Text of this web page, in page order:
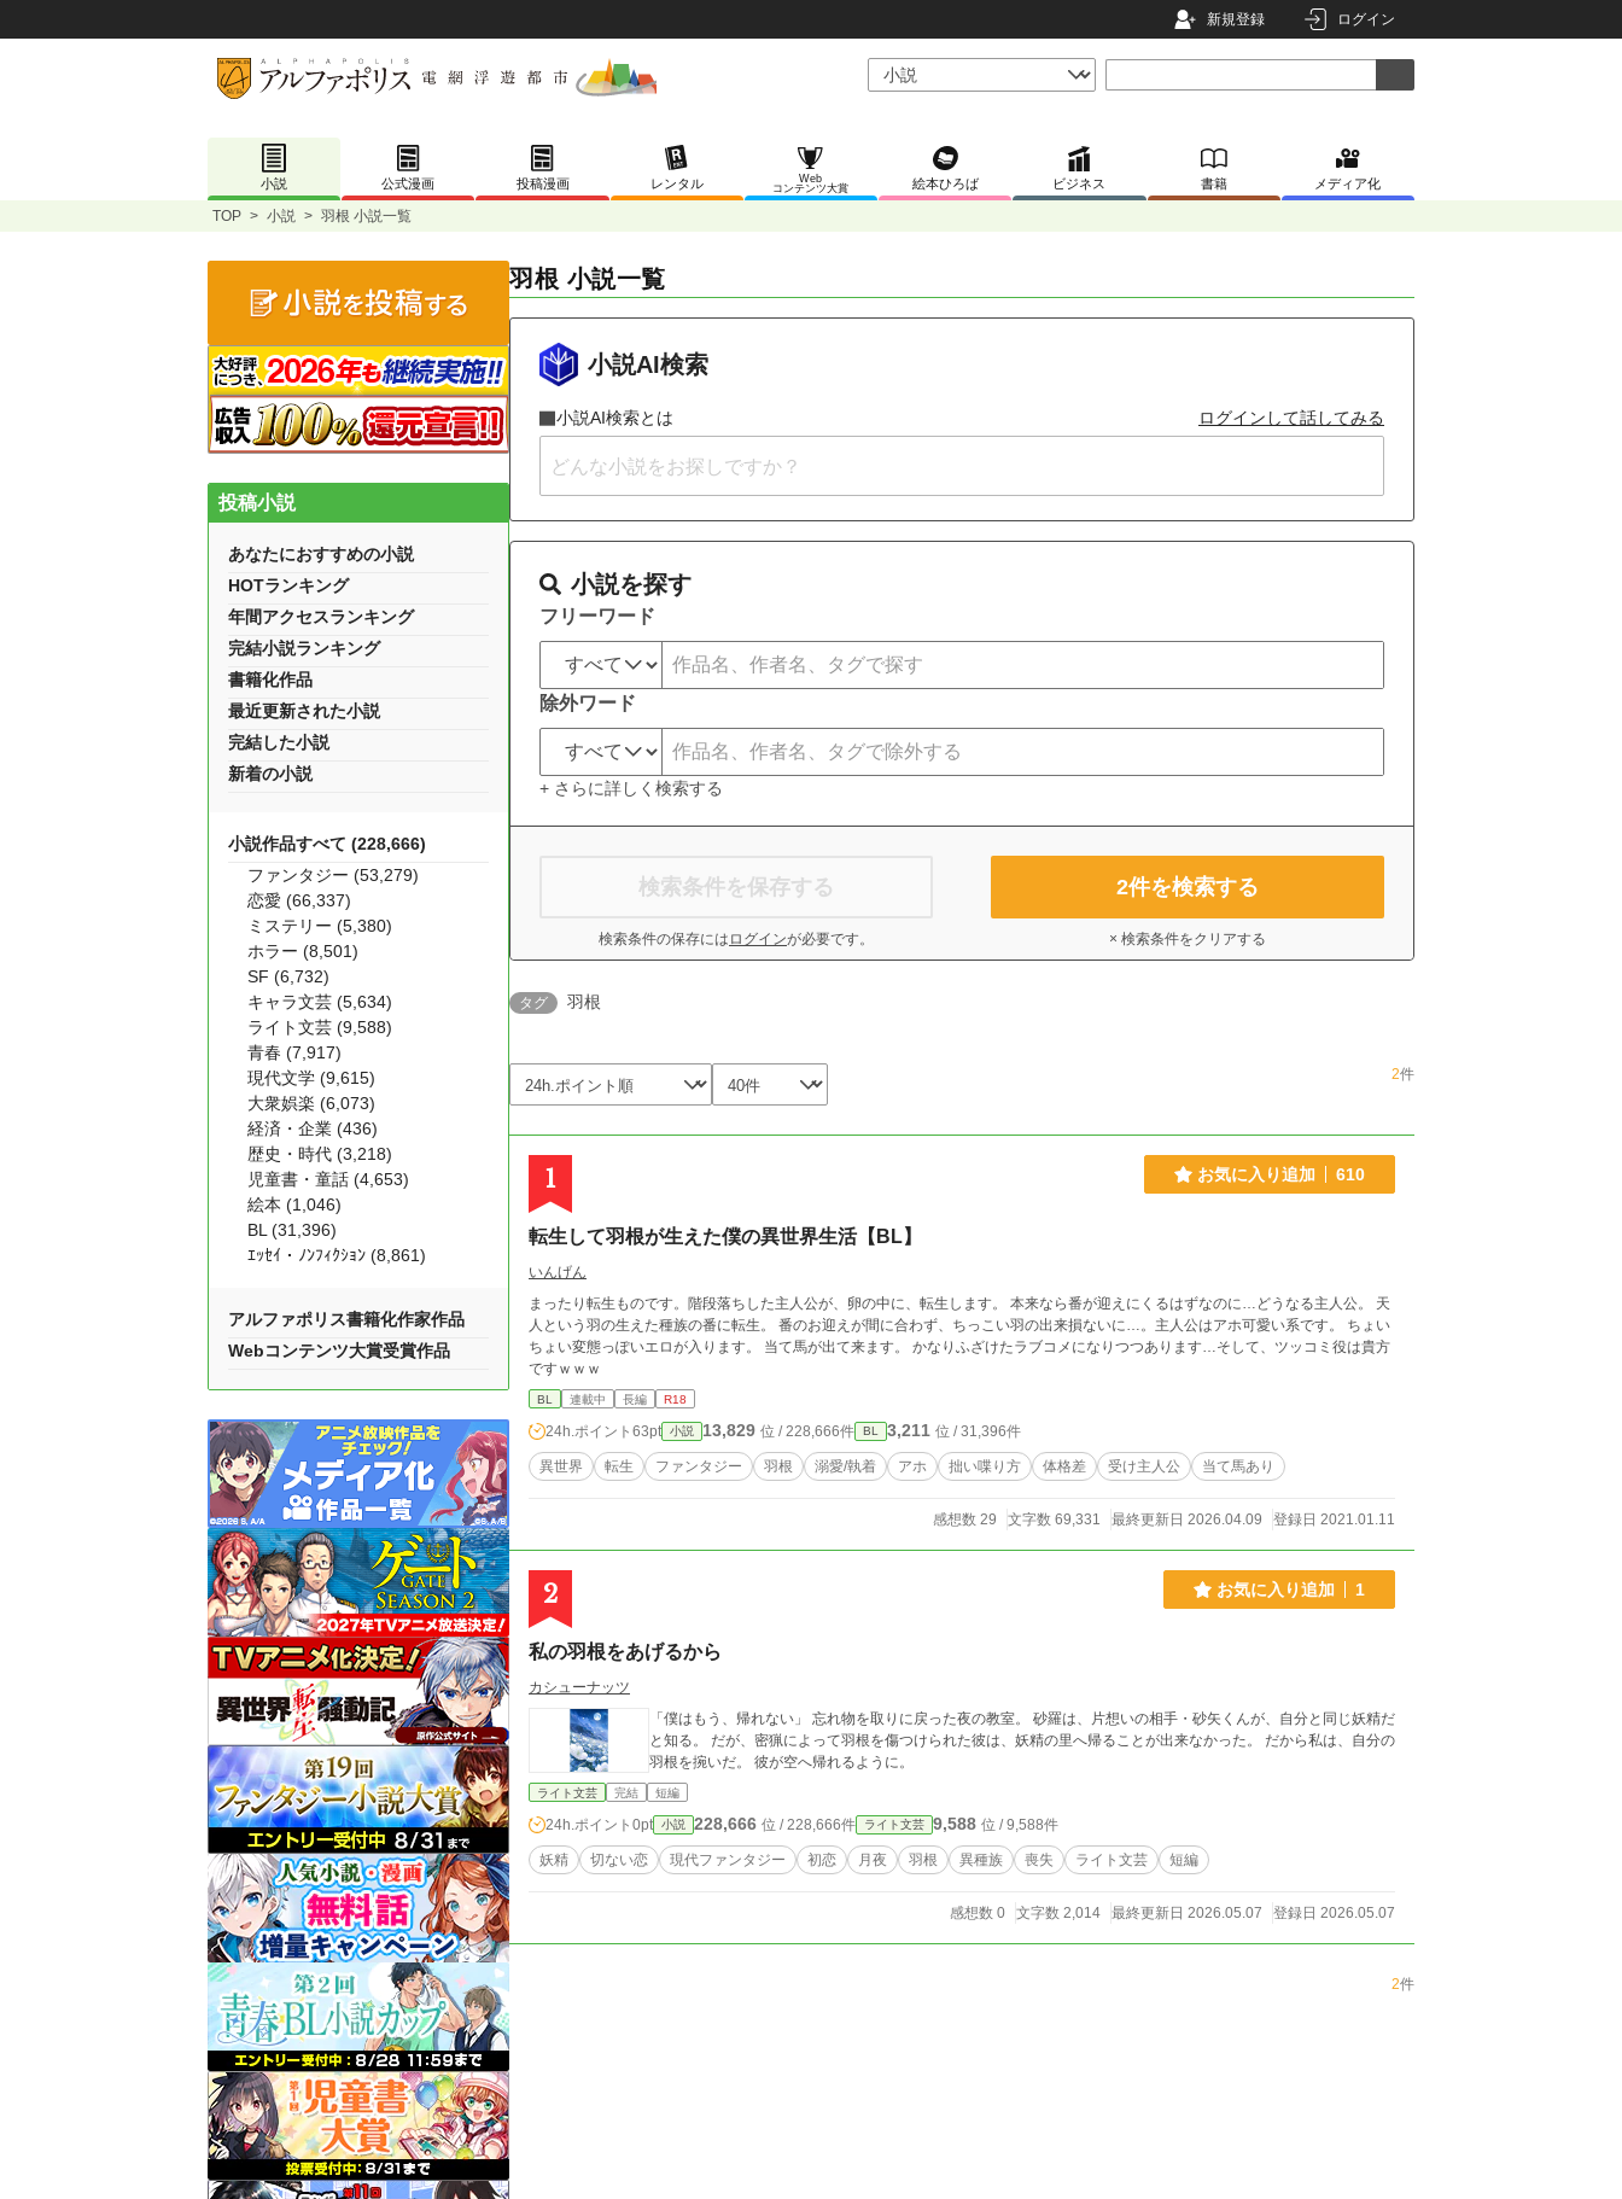
新規登録 ログイン
小説 公式漫画 投稿漫画 レンタル
Web
コンテンツ大賞
絵本ひろば ビジネス 書籍 メディア化
TOP > 小説 > 羽根 小説一覧
羽根 小説一覧
小説AI検索
小説AI検索とは ログインして話してみる
小説を探す
フリーワード
除外ワード
+ さらに詳しく検索する
検索条件を保存する
検索条件の保存には ログインが必要です。
2件を検索する
× 検索条件をクリアする
タグ 羽根
2件
1 お気に入り追加 610
転生して羽根が生えた僕の異世界生活【BL】
いんげん
まったり転生ものです。階段落ちした主人公が、卵の中に、転生します。 本来なら番が迎えにくるはずなのに…どうなる主人公。 天
人という羽の生えた種族の番に転生。 番のお迎えが間に合わず、ちっこい羽の出来損ないに…。主人公はアホ可愛い系です。 ちょい
ちょい変態っぽいエロが入ります。 当て馬が出て来ます。 かなりふざけたラブコメになりつつあります…そして、ツッコミ役は貴方
ですｗｗｗ
BL 連載中 長編 R18
24h.ポイント 63pt 小説 13,829 位 / 228,666件 BL 3,211 位 / 31,396件
異世界 転生 ファンタジー 羽根 溺愛/執着 アホ 拙い喋り方 体格差 受け主人公 当て馬あり
感想数 29 文字数 69,331 最終更新日 2026.04.09 登録日 2021.01.11
2 お気に入り追加 1
私の羽根をあげるから
カシューナッツ
「僕はもう、帰れない」 忘れ物を取りに戻った夜の教室。 砂羅は、片想いの相手・砂矢くんが、自分と同じ妖精だ
と知る。 だが、密猟によって羽根を傷つけられた彼は、妖精の里へ帰ることが出来なかった。 だから私は、自分の
羽根を捥いだ。 彼が空へ帰れるように。
ライト文芸 完結 短編
24h.ポイント 0pt 小説 228,666 位 / 228,666件 ライト文芸 9,588 位 / 9,588件
妖精 切ない恋 現代ファンタジー 初恋 月夜 羽根 異種族 喪失 ライト文芸 短編
感想数 0 文字数 2,014 最終更新日 2026.05.07 登録日 2026.05.07
2件
投稿小説
あなたにおすすめの小説
HOTランキング
年間アクセスランキング
完結小説ランキング
書籍化作品
最近更新された小説
完結した小説
新着の小説
小説作品すべて (228,666)
ファンタジー (53,279)
恋愛 (66,337)
ミステリー (5,380)
ホラー (8,501)
SF (6,732)
キャラ文芸 (5,634)
ライト文芸 (9,588)
青春 (7,917)
現代文学 (9,615)
大衆娯楽 (6,073)
経済・企業 (436)
歴史・時代 (3,218)
児童書・童話 (4,653)
絵本 (1,046)
BL (31,396)
ｴｯｾｲ・ﾉﾝﾌｨｸｼｮﾝ (8,861)
アルファポリス書籍化作家作品
Webコンテンツ大賞受賞作品